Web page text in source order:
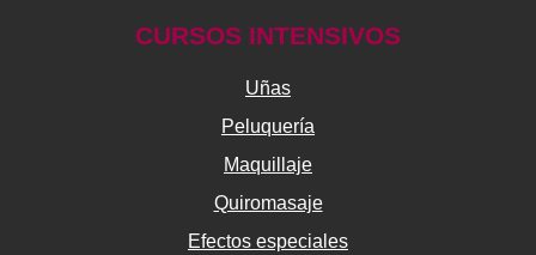
CURSOS INTENSIVOS
Uñas
Peluquería
Maquillaje
Quiromasaje
Efectos especiales